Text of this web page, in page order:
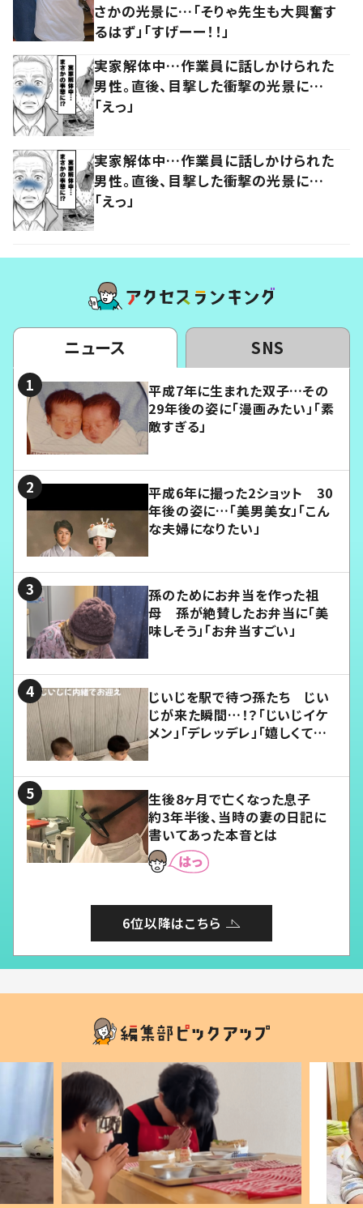
さかの光景に…「そりゃ先生も大興奮す
るはず」「すげーー！！」
実家解体中…作業員に話しかけられた
男性。直後、目撃した衝撃の光景に…
「えっ」
実家解体中…作業員に話しかけられた
男性。直後、目撃した衝撃の光景に…
「えっ」
ニュース SNS
平成7年に生まれた双子…その
29年後の姿に「漫画みたい」「素
敵すぎる」
平成6年に撮った2ショット 30
年後の姿に…「美男美女」「こん
な夫婦になりたい」
孫のためにお弁当を作った祖
母 孫が絶賛したお弁当に「美
味しそう」「お弁当すごい」
じいじを駅で待つ孫たち じい
じが来た瞬間…！？「じいじイケ
メン」「デレッデレ」「嬉しくて可
生後8ヶ月で亡くなった息子
約3年半後、当時の妻の日記に
書いてあった本音とは
6位以降はこちら